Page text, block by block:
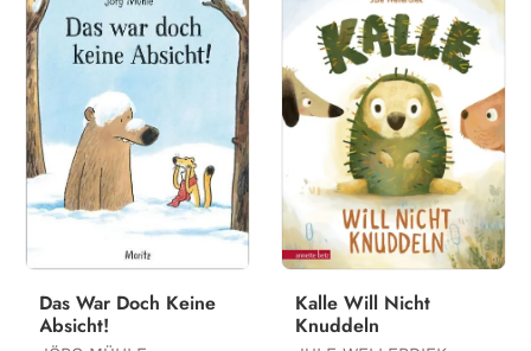
Das War Doch Keine
Absicht!
Kalle Will Nicht
Knuddeln